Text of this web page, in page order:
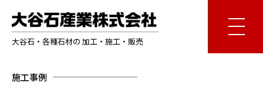
大谷石・各種石材の 加工・施工・販売
施工事例